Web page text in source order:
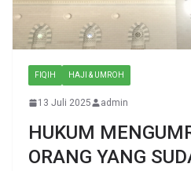
FIQIH HAJI & UMROH
13 Juli 2025 admin
HUKUM
ORANG YANG